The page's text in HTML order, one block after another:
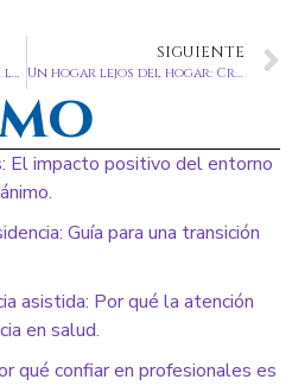
Actividades para estimular la mente y el cuerpo
SIGUIENTE
Un hogar lejos del hogar: Crea un ambiente acogedor para tu familiar
El impacto positivo del entorno
Guía para una transición
asistida: Por qué la atención
en salud.
qué confiar en profesionales es